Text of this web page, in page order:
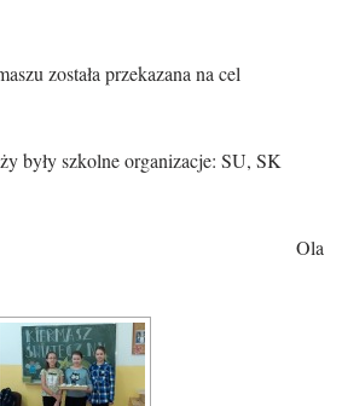
została przekazana na cel
były szkolne organizacje: SU, SK
Ola